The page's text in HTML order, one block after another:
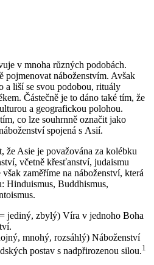
v mnoha různých podobách.
pojmenovat náboženstvím. Avšak
a liší se svou podobou, rituály
Částečně je to dáno také tím, že
a geografickou polohou.
co lze souhrnně označit jako
spojená s Asií.
Asie je považována za kolébku
včetně křesťanství, judaismu
zaměříme na náboženství, která
Hinduismus, Buddhismus,
= jediný, zbylý) Víra v jednoho Boha
mnohý, rozsáhlý) Náboženství
postav s nadpřirozenou silou.1